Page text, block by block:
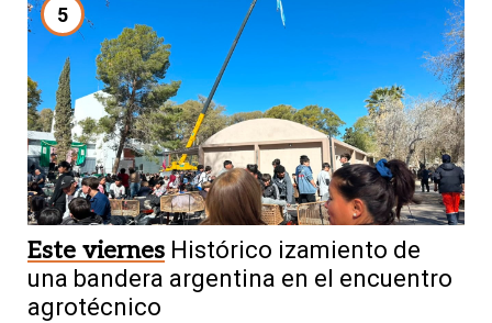
5
Este viernes Histórico izamiento de
una bandera argentina en el encuentro
agrotécnico